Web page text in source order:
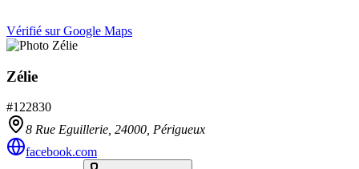
Vérifié sur Google Maps
Zélie
#122830
8 Rue Eguillerie, 24000 Périgueux
facebook.com